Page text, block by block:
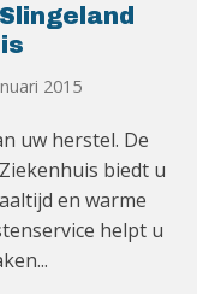
2015
uw herstel. De
biedt u
en warme
helpt u